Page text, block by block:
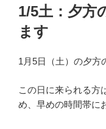
稿
日:
1/5土：夕方
ます
1月5日（土）の夕方
この日に来られる方
め、早めの時間帯に